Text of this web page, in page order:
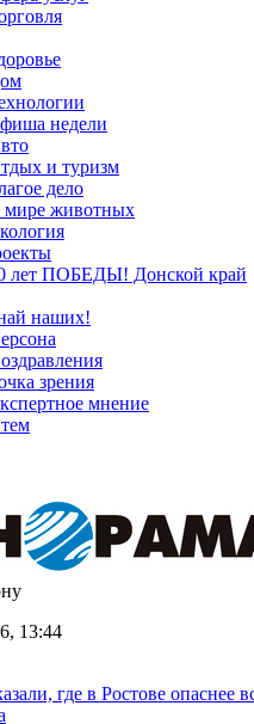
недели
и туризм
дело
животных
лет ПОБЕДЫ! Донской край
наших!
зрения
мнение
13:44
где в Ростове опаснее